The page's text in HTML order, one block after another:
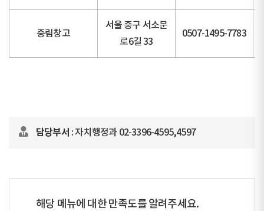
중림창고
서울 중구 서소문
로6길 33
0507-1495-7783
담당부서 : 자치행정과 02-3396-4595,4597
해당 메뉴에 대한 만족도를 알려주세요.